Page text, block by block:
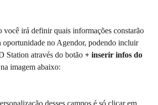
você irá definir quais informações constarão
oportunidade no Agendor, podendo incluir
Station através do botão + inserir infos do
imagem abaixo:
desses campos é só clicar em